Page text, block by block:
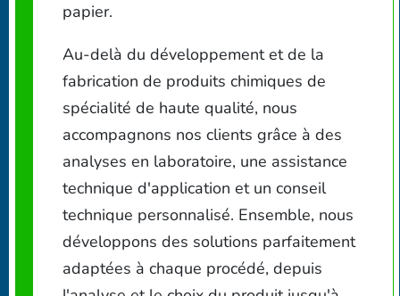
papier.
Au-delà du développement et de la
fabrication de produits chimiques de
spécialité de haute qualité, nous
accompagnons nos clients grâce à des
analyses en laboratoire, une assistance
technique d'application et un conseil
technique personnalisé. Ensemble, nous
développons des solutions parfaitement
adaptées à chaque procédé, depuis